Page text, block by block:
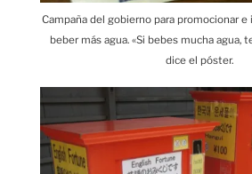
Campaña del gobierno para promocionar
beber más agua. «Si bebes mucha agua,
dice el póster.